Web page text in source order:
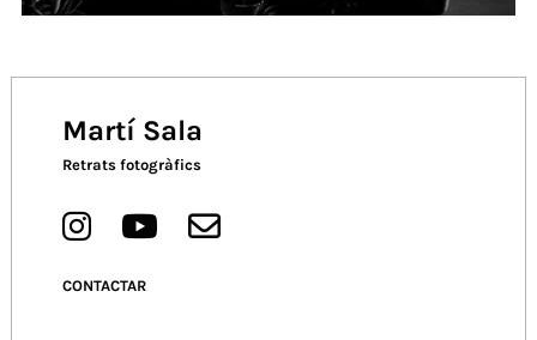
Martí Sala
Retrats fotogràfics
CONTACTAR